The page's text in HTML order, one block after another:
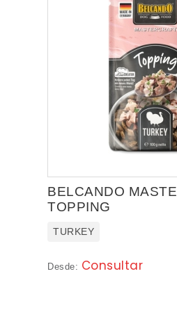
BELCANDO
TOPPING
TURKEY
Desde: Consultar